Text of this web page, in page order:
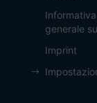
generale
Imprint